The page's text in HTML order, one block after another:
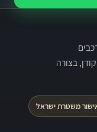
בצורה
משטרת ישראל